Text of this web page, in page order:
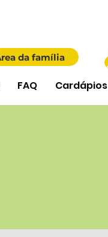
da família
FAQ Cardápios